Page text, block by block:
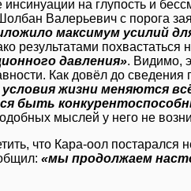
на глупость и
Валерьевич с порога
максимум усилий
результатами похвастаться
давления». Видимо,
Как довёл до
условия жизни меняются
быть
мыслей у него не
что Кара-оол постарался
«мы продолжаем